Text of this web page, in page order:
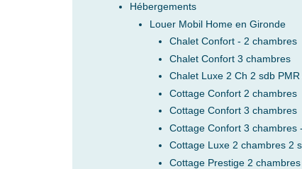
Hébergements
Louer Mobil Home en Gironde
Chalet Confort - 2 chambres
Chalet Confort 3 chambres
Chalet Luxe 2 Ch 2 sdb PMR
Cottage Confort 2 chambres
Cottage Confort 3 chambres
Cottage Confort 3 chambres
Cottage Luxe 2 chambres 2
Cottage Prestige 2 chambres